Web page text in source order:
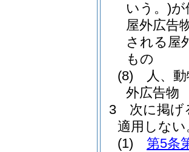
いう。)が
屋外広告
される屋
もの
(8)
人、
外広告物
3
次に掲げ
適用しない
(1)
第5条